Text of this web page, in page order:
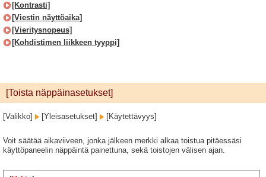
[Kontrasti]
[Viestin näyttöaika]
[Vieritysnopeus]
[Kohdistimen liikkeen tyyppi]
[Toista näppäinasetukset]
[Valikko] [Yleisasetukset] [Käytettävyys]
Voit säätää aikaviiveen, jonka jälkeen merkki alkaa toistua pitäessäsi
käyttöpaneelin näppäintä painettuna, sekä toistojen välisen ajan.